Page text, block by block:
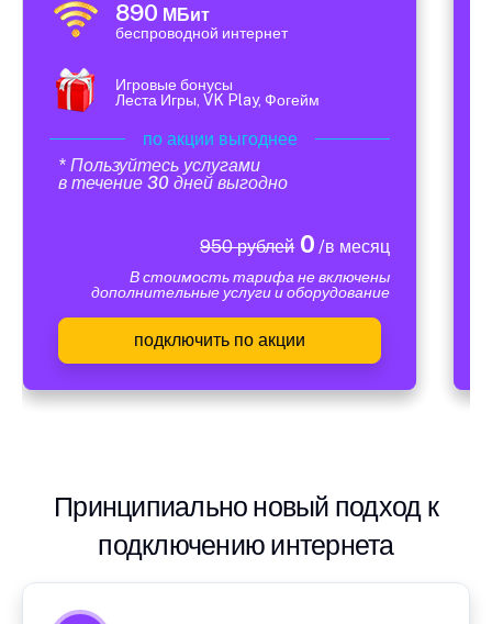
890 МБит
беспроводной интернет
Игровые бонусы
Леста Игры, VK Play, Фогейм
по акции выгоднее
* Пользуйтесь услугами
в течение 30 дней выгодно
950 рублей0 /в месяц
В стоимость тарифа не включены
дополнительные услуги и оборудование
подключить по акции
Принципиально новый подход к
подключению интернета